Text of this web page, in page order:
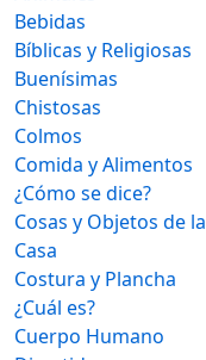
Bebidas
Bíblicas y Religiosas
Buenísimas
Chistosas
Colmos
Comida y Alimentos
¿Cómo se dice?
Cosas y Objetos de la
Casa
Costura y Plancha
¿Cuál es?
Cuerpo Humano